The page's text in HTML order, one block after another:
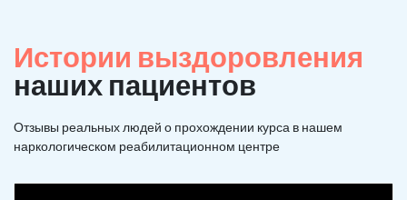
Истории выздоровления
наших пациентов
Отзывы реальных людей о прохождении курса в нашем
наркологическом реабилитационном центре